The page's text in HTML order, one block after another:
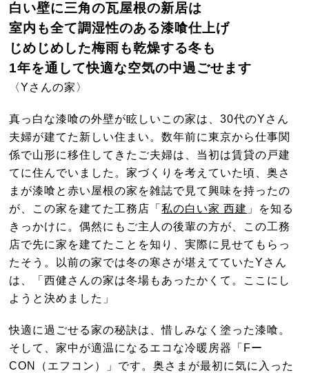
白い壁に三角の瓦屋根の新居は
室内も全て調湿性のある漆喰仕上げ
じめじめした梅雨も乾燥する冬も
1年を通して快適な空気の中過ごせます
〈Yさんの家〉
真っ白な漆喰の外壁が眩しいこの家は、30代のYさん
夫婦が建てた新しい住まい。数年前に東京から仕事関
係で山形に移住してきたご夫婦は、当初は賃貸の戸建
てに住んでいました。家づくりを考えていた頃、奥さ
まが漆喰と赤い屋根の家を雑誌で見て興味を持ったの
が、この家を建てた工務店「私の白い家 西建 」を知る
きっかけに。偶然にもご主人の後輩の方が、この工務
店で先に家を建てたことを知り、実際に見せてもらっ
たそう。以前の家では冬の寒さが堪えてていたYさん
は、「西健さんの家は冬場もあったかくて。ここにし
ようと決めました」
快適に過ごせる家の秘訣は、惜しみなく塗った漆喰。
そして、家中が適温になるエコな冷暖房器「Fー
CON（エフコン）」です。奥さまが最初に気に入った